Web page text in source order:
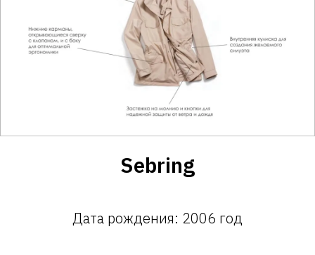
Sebring
Дата рождения: 2006 год